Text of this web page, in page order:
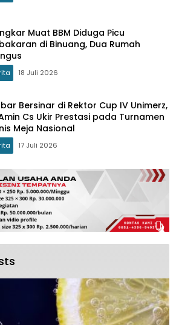
Muat BBM Diduga Picu
di Binuang, Dua Rumah
18 Juli 2026
Bersinar di Rektor Cup IV Unimerz,
Cs Ukir Prestasi pada Turnamen
Meja Nasional
17 Juli 2026